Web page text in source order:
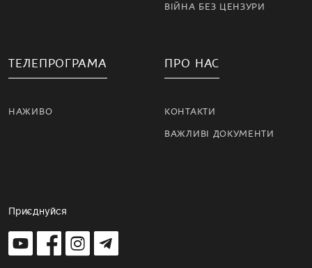
ВІЙНА БЕЗ ЦЕНЗУРИ
ТЕЛЕПРОГРАМА
НАЖИВО
ПРО НАС
КОНТАКТИ
ВАЖЛИВІ ДОКУМЕНТИ
Приєднуйся